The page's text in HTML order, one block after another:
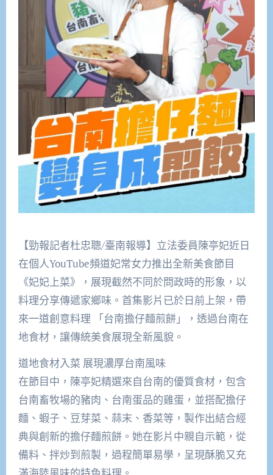
【勁報記者杜忠聰/臺南報導】立法委員陳亭妃近日
在個人YouTube頻道妃常女力推出全新美食節目
《妃妃上菜》，展現截然不同於問政時的形象，以
料理分享傳遞家鄉味。首集影片已於日前上架，帶
來一道創意料理 「台南擔仔麵煎餅」，透過台南在
地食材，讓傳統美食展現全新風貌。
道地食材入菜 展現濃厚台南風味
在節目中，陳亭妃精選來自台南的優質食材，包含
台南畜牧場的豬肉、台南蛋品的雞蛋，並搭配擔仔
麵、蝦子、豆芽菜、蒜末、香菜等，製作出結合經
典與創新的擔仔麵煎餅。她在影片中親自示範，從
備料、拌炒到煎製，過程簡單易學，呈現酥脆又充